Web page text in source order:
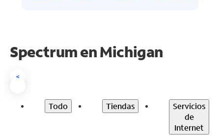
Spectrum enMichigan
<
Todo Tiendas
Servicios
de
Internet